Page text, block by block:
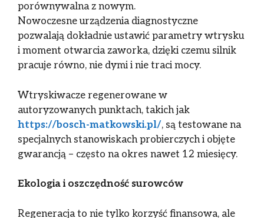
porównywalna z nowym.
Nowoczesne urządzenia diagnostyczne
pozwalają dokładnie ustawić parametry wtrysku
i moment otwarcia zaworka, dzięki czemu silnik
pracuje równo, nie dymi i nie traci mocy.
Wtryskiwacze regenerowane w
autoryzowanych punktach, takich jak
https://bosch-matkowski.pl/, są testowane na
specjalnych stanowiskach probierczych i objęte
gwarancją – często na okres nawet 12 miesięcy.
Ekologia i oszczędność surowców
Regeneracja to nie tylko korzyść finansowa, ale